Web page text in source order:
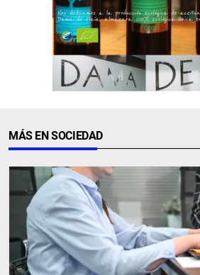
MÁS EN SOCIEDAD